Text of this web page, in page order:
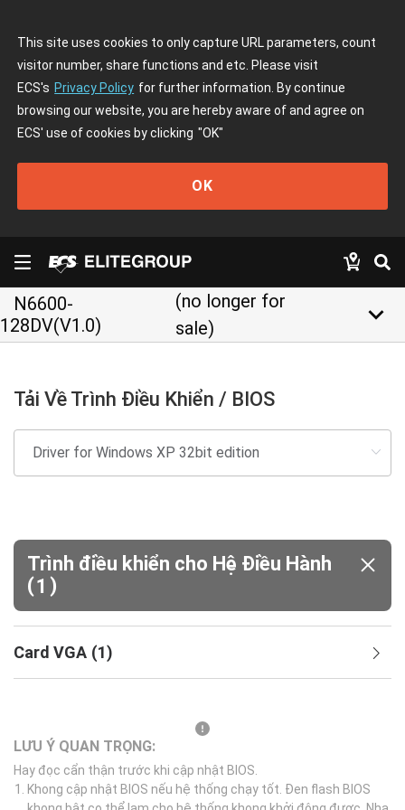
This site uses cookies to only capture URL parameters, count
visitor number, share functions and etc. Please visit
ECS's Privacy Policy for further information. By continue
browsing our website, you are hereby aware of and agree on
ECS' use of cookies by clicking "OK"
OK
N6600-
128DV(V1.0)
(no longer for
sale)
keyboard_arrow_down
Tải Về Trình Điều Khiển / BIOS
Trình điều khiển cho Hệ Điều Hành
(1 )
Card VGA (1)
LƯU Ý QUAN TRỌNG:
Hay đọc cẩn thận trước khi cập nhật BIOS.
Khong cập nhật BIOS nếu hệ thống chạy tốt. Đen flash BIOS